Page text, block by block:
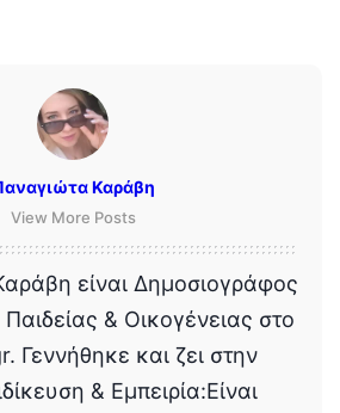
Καράβη
View More Posts
είναι Δημοσιογράφος
& Οικογένειας στο
Γεννήθηκε και ζει στην
& Εμπειρία:Είναι